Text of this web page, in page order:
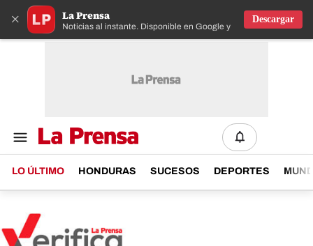
× La Prensa
Noticias al instante. Disponible en Google y IOS
Descargar
LO ÚLTIMO HONDURAS SUCESOS DEPORTES